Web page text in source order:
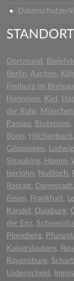
Dortmund ,
Berlin, Aachen,
Freiburg im Breigau
Hannover, Kiel ,
der Ruhr, München
Passau, Stutensee,
Bonn, Hilchenbach,
Göppingen,
Straubing, Hamm,
Iserlohn, Nußloch,
Rastatt, Darmstadt,
Essen, Frankfurt,
Kandel , Duisburg,
der Enz,
Pinneberg,
Kaiserslautern,
Ravensburg,
Lüdenscheid ,